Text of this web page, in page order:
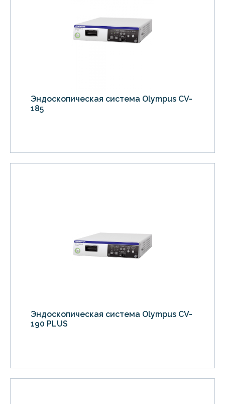
Эндоскопическая система Olympus CV-
185
Эндоскопическая система Olympus CV-
190 PLUS